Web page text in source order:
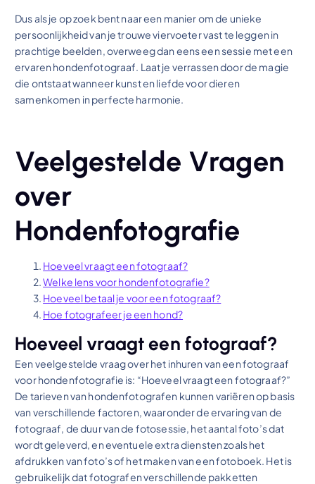
Dus als je op zoek bent naar een manier om de unieke
persoonlijkheid van je trouwe viervoeter vast te leggen in
prachtige beelden, overweeg dan eens een sessie met een
ervaren hondenfotograaf. Laat je verrassen door de magie
die ontstaat wanneer kunst en liefde voor dieren
samenkomen in perfecte harmonie.
Veelgestelde Vragen
over
Hondenfotografie
Hoeveel vraagt een fotograaf?
Welke lens voor hondenfotografie?
Hoeveel betaal je voor een fotograaf?
Hoe fotografeer je een hond?
Hoeveel vraagt een fotograaf?
Een veelgestelde vraag over het inhuren van een fotograaf
voor hondenfotografie is: “Hoeveel vraagt een fotograaf?”
De tarieven van hondenfotografen kunnen variëren op basis
van verschillende factoren, waaronder de ervaring van de
fotograaf, de duur van de fotosessie, het aantal foto’s dat
wordt geleverd, en eventuele extra diensten zoals het
afdrukken van foto’s of het maken van een fotoboek. Het is
gebruikelijk dat fotografen verschillende pakketten